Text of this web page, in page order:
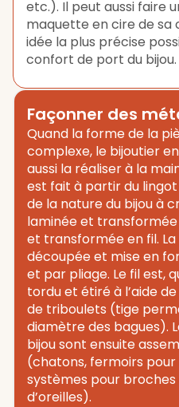
etc.). Il peut aussi faire
maquette en cire de sa
idée la plus précise
confort de port du bijou.
Façonner des
Quand la forme de la
complexe, le bijoutier
aussi la réaliser à la
est fait à partir du
de la nature du bijou à
laminée et
et transformée en fil.
découpée et mise en
et par pliage. Le fil est,
tordu et étiré à l’aide
de triboulets (tige
diamètre des bagues).
bijou sont ensuite
(chatons, fermoirs
systèmes pour
d’oreilles).